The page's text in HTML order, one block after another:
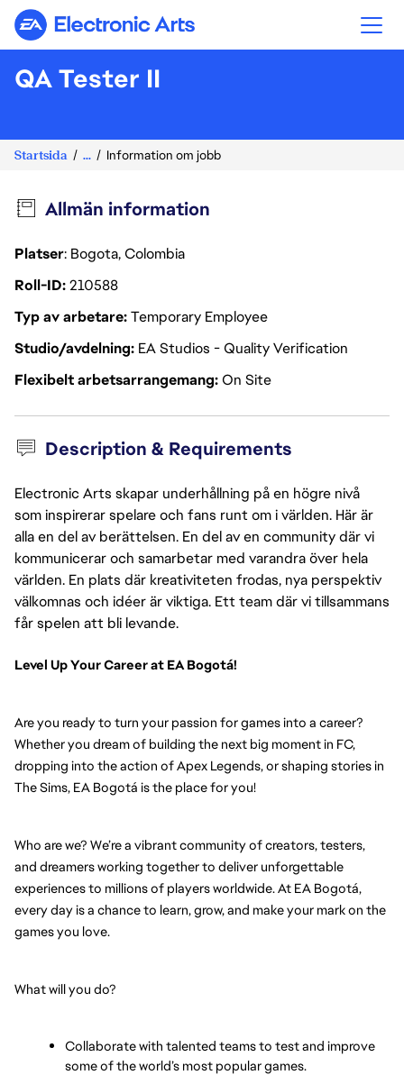
Electronic Arts
QA Tester II
Startsida ... Information om jobb
Allmän information
Platser: Bogota, Colombia
Roll-ID210588
Typ av arbetareTemporary Employee
Studio/avdelning EA Studios - Quality Verification
Flexibelt arbetsarrangemangOn Site
Description & Requirements
Electronic Arts skapar underhållning på en högre nivå
som inspirerar spelare och fans runt om i världen. Här är
alla en del av berättelsen. En del av en community där vi
kommunicerar och samarbetar med varandra över hela
världen. En plats där kreativiteten frodas, nya perspektiv
välkomnas och idéer är viktiga. Ett team där vi tillsammans
får spelen att bli levande.
Level Up Your Career at EA Bogotá!
Are you ready to turn your passion for games into a career?
Whether you dream of building the next big moment in FC,
dropping into the action of Apex Legends, or shaping stories in
The Sims, EA Bogotá is the place for you!
Who are we? We’re a vibrant community of creators, testers,
and dreamers working together to deliver unforgettable
experiences to millions of players worldwide. At EA Bogotá,
every day is a chance to learn, grow, and make your mark on the
games you love.
What will you do?
Collaborate with talented teams to test and improve
some of the world’s most popular games.